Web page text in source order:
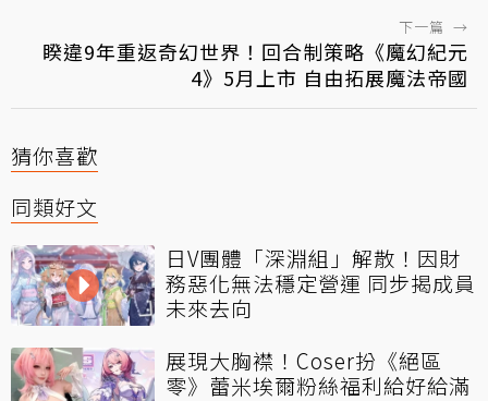
下一篇 →
睽違9年重返奇幻世界！回合制策略《魔幻紀元
4》5月上市 自由拓展魔法帝國
猜你喜歡
同類好文
日V團體「深淵組」解散！因財
務惡化無法穩定營運 同步揭成員
未來去向
展現大胸襟！Coser扮《絕區
零》蕾米埃爾粉絲福利給好給滿